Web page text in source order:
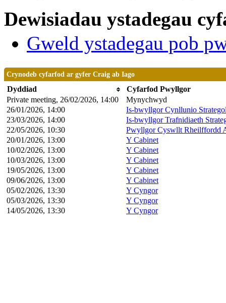
Dewisiadau ystadegau
Gweld ystadegau pob
Crynodeb cyfarfod ar gyfer Craig ab Iago
Dyddiad
Cyfarfod Pwyllgor
Private meeting, 26/02/2026, 14:00
Mynychwyd
26/01/2026, 14:00
Is-bwyllgor Cynllunio
23/03/2026, 14:00
Is-bwyllgor Trafnidiaeth
22/05/2026, 10:30
Pwyllgor Cyswllt Rheilffordd
20/01/2026, 13:00
Y Cabinet
10/02/2026, 13:00 Y Cabinet
10/03/2026, 13:00 Y Cabinet
19/05/2026, 13:00 Y Cabinet
09/06/2026, 13:00 Y Cabinet
05/02/2026, 13:30 Y Cyngor
05/03/2026, 13:30 Y Cyngor
14/05/2026, 13:30 Y Cyngor